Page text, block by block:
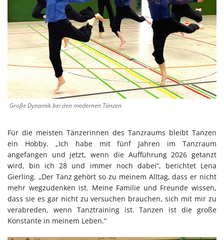
Große Dynamik bei den modernen Tänzen
Für die meisten Tänzerinnen des Tanzraums bleibt Tanzen
ein Hobby. „Ich habe mit fünf Jahren im Tanzraum
angefangen und jetzt, wenn die Aufführung 2026 getanzt
wird, bin ich 28 und immer noch dabei“, berichtet Lena
Gierling. „Der Tanz gehört so zu meinem Alltag, dass er nicht
mehr wegzudenken ist. Meine Familie und Freunde wissen,
dass sie es gar nicht zu versuchen brauchen, sich mit mir zu
verabreden, wenn Tanztraining ist. Tanzen ist die große
Konstante in meinem Leben.“